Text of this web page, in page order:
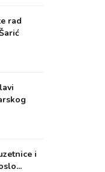
rad
i